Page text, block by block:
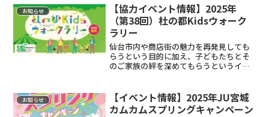
お知らせ
【協力イベント情報】2025年
（第38回）杜の都Kidsウォーク
ラリー
仙台市内や商店街の魅力を再発見しても
らうという目的に加え、子どもたちとそ
のご家族の絆を深めてもらうというイベ
お知らせ
【イベント情報】2025年JU宮城
カムカムスプリングキャンペーン